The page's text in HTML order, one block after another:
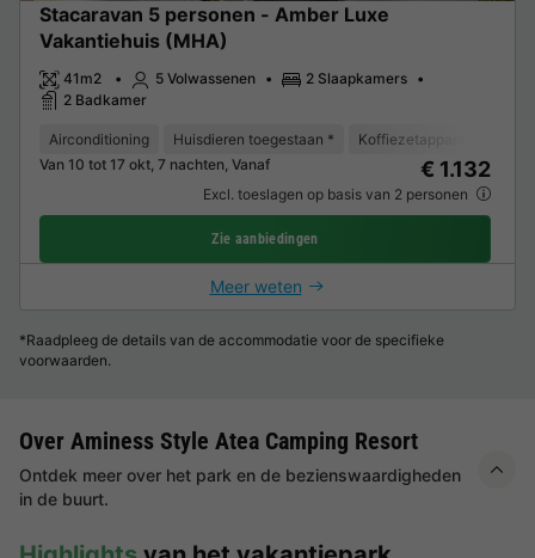
Stacaravan 5 personen - Amber Luxe
Vakantiehuis (MHA)
41m2 5 Volwassenen
2 Slaapkamers
2 Badkamer
Airconditioning Huisdieren toegestaan * Koffiezetapparaat
Van 10 tot 17 okt, 7 nachten, Vanaf
€ 1.132
Excl. toeslagen op basis van 2 personen
Zie aanbiedingen
Meer weten
*Raadpleeg de details van de accommodatie voor de specifieke
voorwaarden.
Over Aminess Style Atea Camping Resort
Ontdek meer over het park en de bezienswaardigheden
in de buurt.